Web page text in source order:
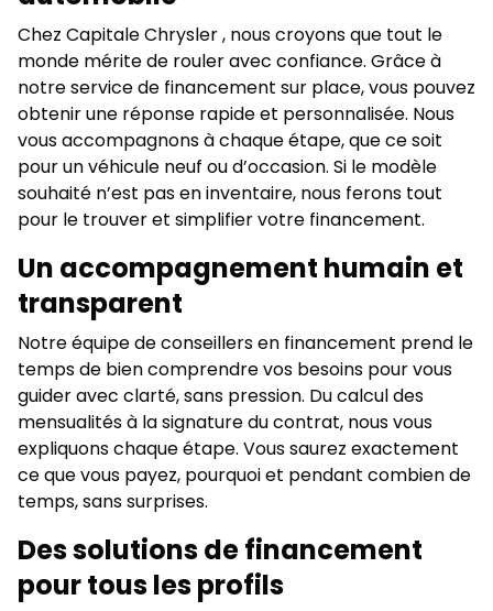
Chez Capitale Chrysler , nous croyons que tout le
monde mérite de rouler avec confiance. Grâce à
notre service de financement sur place, vous pouvez
obtenir une réponse rapide et personnalisée. Nous
vous accompagnons à chaque étape, que ce soit
pour un véhicule neuf ou d’occasion. Si le modèle
souhaité n’est pas en inventaire, nous ferons tout
pour le trouver et simplifier votre financement.
Un accompagnement humain et
transparent
Notre équipe de conseillers en financement prend le
temps de bien comprendre vos besoins pour vous
guider avec clarté, sans pression. Du calcul des
mensualités à la signature du contrat, nous vous
expliquons chaque étape. Vous saurez exactement
ce que vous payez, pourquoi et pendant combien de
temps, sans surprises.
Des solutions de financement
pour tous les profils